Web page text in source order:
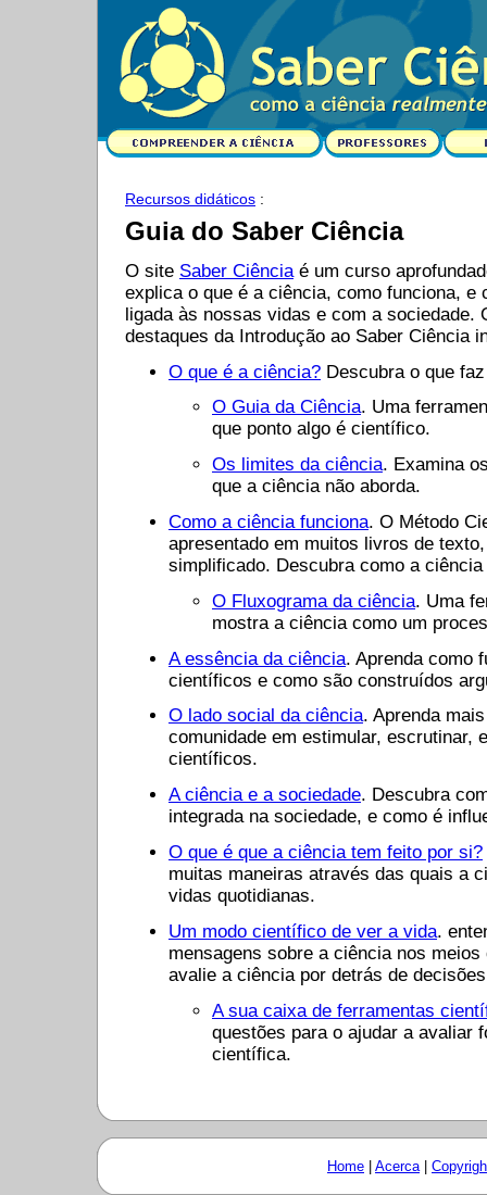
Recursos didáticos :
Guia do Saber Ciência
O site Saber Ciência é um curso
explica o que é a ciência, como funciona, e
ligada às nossas vidas e com a sociedade.
destaques da Introdução ao Saber Ciência
O que é a ciência? Descubra o que
O Guia da Ciência. Uma
que ponto algo é científico.
Os limites da ciência. Examina
que a ciência não aborda.
Como a ciência funciona. O Método
apresentado em muitos livros de
simplificado. Descubra como a
O Fluxograma da ciência. Uma
mostra a ciência como um
A essência da ciência. Aprenda como
científicos e como são construídos
O lado social da ciência. Aprenda
comunidade em estimular, escrutinar,
científicos.
A ciência e a sociedade. Descubra
integrada na sociedade, e como é
O que é que a ciência tem feito por si?
muitas maneiras através das quais a
vidas quotidianas.
Um modo científico de ver a vida.
mensagens sobre a ciência nos
avalie a ciência por detrás de
A sua caixa de ferramentas
questões para o ajudar a avaliar
científica.
Home Acerca|